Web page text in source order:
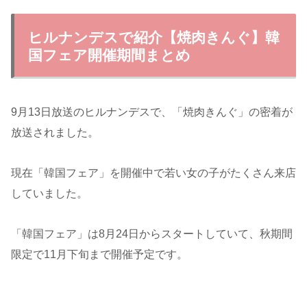
ヒルナンデスで紹介【焼肉きんぐ】韓
国フェア開催期間まとめ
9月13日放送のヒルナンデスで、「焼肉きんぐ」の密着が
放送されました。
現在「韓国フェア」を開催中で若い女の子がたくさん来店
していました。
「韓国フェア」は8月24日からスタートしていて、秋期間
限定で11月下旬まで開催予定です。